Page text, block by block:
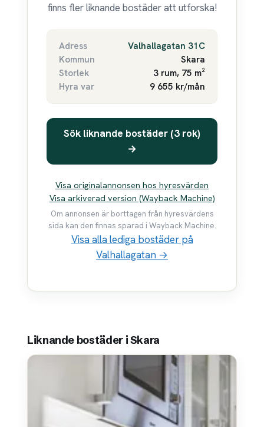
finns fler liknande bostäder att utforska!
Adress
Valhallagatan 31C
Kommun
Skara
Storlek
3 rum, 75 m²
Hyra var
9 655 kr/mån
Sök liknande bostäder (3 rok)
→
Visa originalannonsen hos hyresvärden
Visa arkiverad version (Wayback Machine)
Om annonsen är borttagen från hyresvärdens
sida kan den finnas sparad i Wayback Machine.
Visa alla lediga bostäder på
Valhallagatan →
Liknande bostäder i Skara